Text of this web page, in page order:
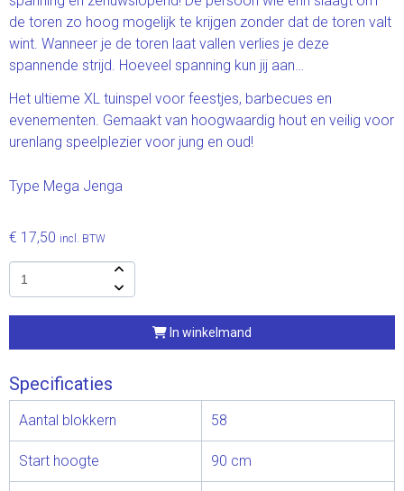
de toren zo hoog mogelijk te krijgen zonder dat de toren valt
wint. Wanneer je de toren laat vallen verlies je deze
spannende strijd. Hoeveel spanning kun jij aan…
Het ultieme XL tuinspel voor feestjes, barbecues en
evenementen. Gemaakt van hoogwaardig hout en veilig voor
urenlang speelplezier voor jung en oud!
Type Mega Jenga
€ 17,50 incl. BTW
In winkelmand
Specificaties
Aantal blokkern 58
Start hoogte 90 cm